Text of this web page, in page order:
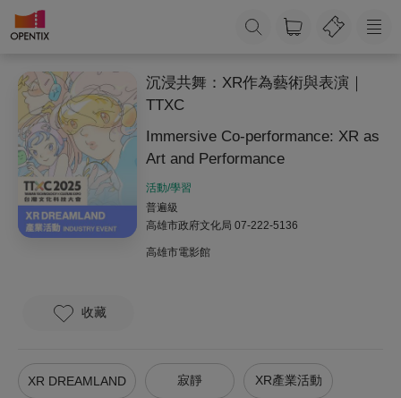
沉浸共舞：XR作為藝術與表演｜
TTXC
Immersive Co-performance: XR as
Art and Performance
活動/學習
普遍級
高雄市政府文化局 07-222-5136
高雄市電影館
收藏
XR DREAMLAND 寂靜 XR產業活動